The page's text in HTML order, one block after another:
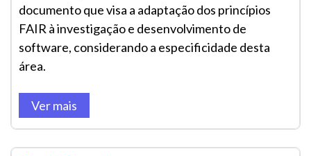
documento que visa a adaptação dos princípios
FAIR à investigação e desenvolvimento de
software, considerando a especificidade desta
área.
Ver mais